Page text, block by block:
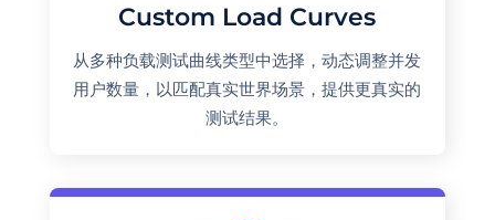
Custom Load Curves
从多种负载测试曲线类型中选择，动态调整并发
用户数量，以匹配真实世界场景，提供更真实的
测试结果。